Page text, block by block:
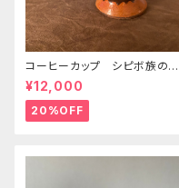
コーヒーカップ シピボ族の素
焼きの器 先住民族の工藝 フ
リーハンドの模様 置き物
¥12,000
20%OFF